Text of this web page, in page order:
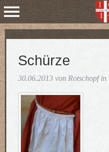
Schürze
30.06.2013 von Rotschopf in